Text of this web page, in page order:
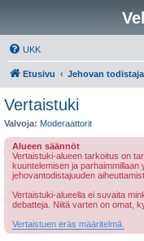
UKK
Etusivu Jehovan
Vertaistuki
Valvoja: Moderaattorit
Alueen säännöt
Vertaistuki-alueen tarkoitus on
kuuntelemisen ja
jehovantodistajuuden
Vertaistuki-alueella ei suvaita
debatteja. Niitä varten on omat,
Vertaistuen eräs määritelmä.